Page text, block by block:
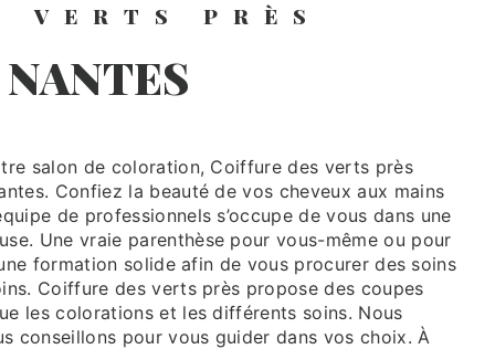
VERTS PRÈS
NANTES
Confiez la beauté de vos cheveux aux mains
de professionnels s’occupe de vous dans une
Une vraie parenthèse pour vous-même ou pour
formation solide afin de vous procurer des soins
Coiffure des verts près propose des coupes
les colorations et les différents soins. Nous
conseillons pour vous guider dans vos choix. À